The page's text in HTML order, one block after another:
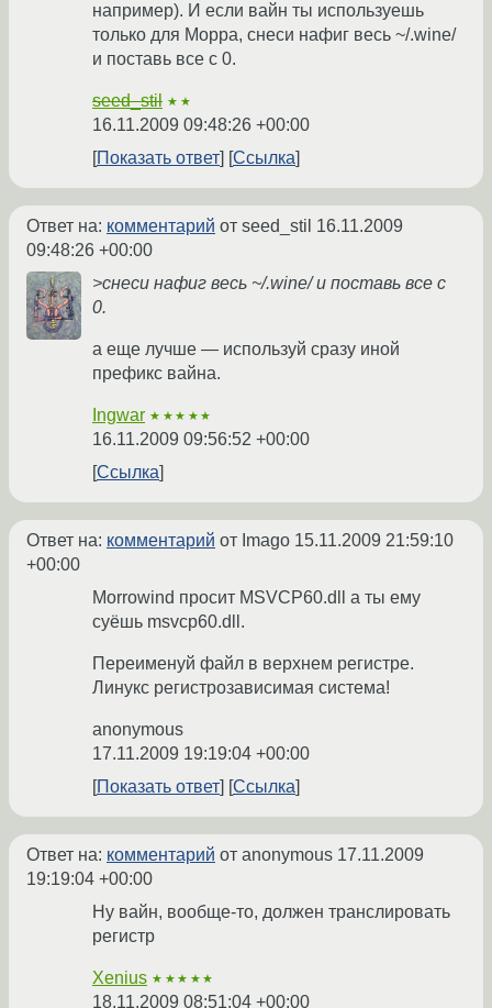
например). И если вайн ты используешь
только для Морра, снеси нафиг весь ~/.wine/
и поставь все с 0.
seed_stil ★★
16.11.2009 09:48:26 +00:00
Показать ответ
Ссылка
Ответ на: комментарий от seed_stil 16.11.2009
09:48:26 +00:00
>снеси нафиг весь ~/.wine/ и поставь все с
0.
а еще лучше — используй сразу иной
префикс вайна.
Ingwar ★★★★★
16.11.2009 09:56:52 +00:00
Ссылка
Ответ на: комментарий от Imago 15.11.2009 21:59:10
+00:00
Morrowind просит MSVCP60.dll а ты ему
суёшь msvcp60.dll.
Переименуй файл в верхнем регистре.
Линукс регистрозависимая система!
anonymous
17.11.2009 19:19:04 +00:00
Показать ответ
Ссылка
Ответ на: комментарий от anonymous 17.11.2009
19:19:04 +00:00
Ну вайн, вообще-то, должен транслировать
регистр
Xenius ★★★★★
18.11.2009 08:51:04 +00:00